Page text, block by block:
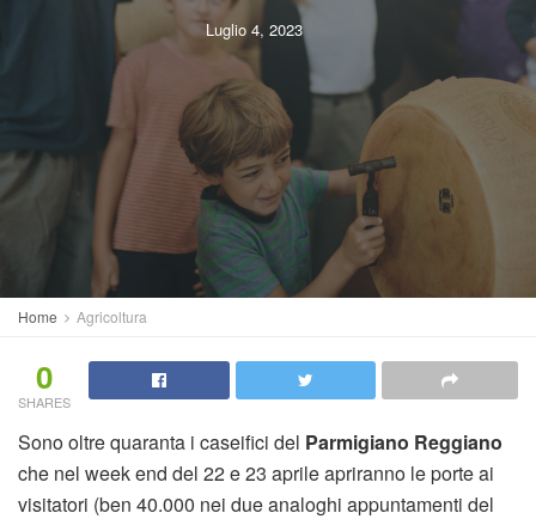
Luglio 4, 2023
Home Agricoltura
0
SHARES
Sono oltre quaranta i caseifici del Parmigiano Reggiano
che nel week end del 22 e 23 aprile apriranno le porte ai
visitatori (ben 40.000 nei due analoghi appuntamenti del